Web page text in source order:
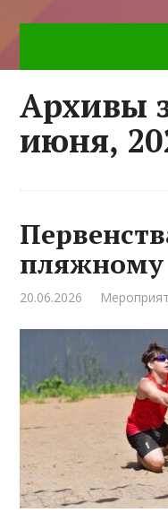
Архивы
июня,
пляжному
20.06.2026